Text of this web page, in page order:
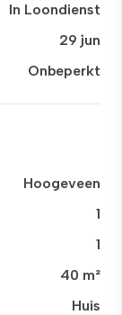
In Loondienst
29 jun
Onbeperkt
Hoogeveen
1
1
40 m²
Huis